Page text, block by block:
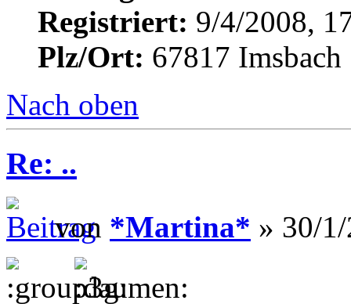
Registriert: 9/4/2008,
Plz/Ort: 67817 Imsbach
Nach oben
Re: ..
von *Martina* » 30/